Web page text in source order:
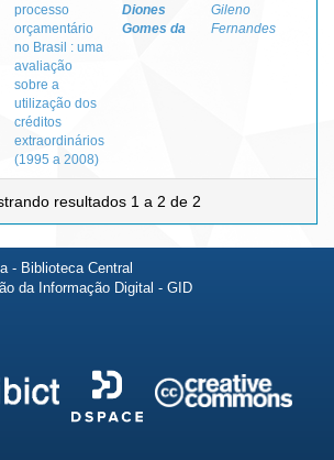
processo
orçamentário
no Brasil : uma
avaliação
sobre a
utilização dos
créditos
extraordinários
(1995 a 2008)
Diones
Gomes da
Gileno
Fernandes
resultados 1 a 2 de 2
- Biblioteca Central
da Informação Digital - GID